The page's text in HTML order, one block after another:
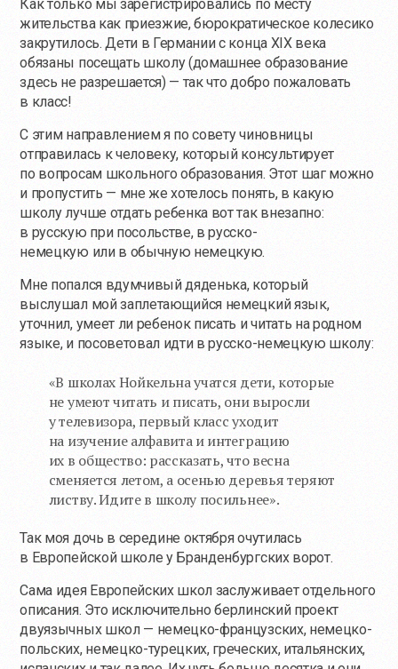
Как только мы зарегистрировались по месту
жительства как приезжие, бюрократическое колесико
закрутилось. Дети в Германии с конца XIX века
обязаны посещать школу (домашнее образование
здесь не разрешается) — так что добро пожаловать
в класс!
С этим направлением я по совету чиновницы
отправилась к человеку, который консультирует
по вопросам школьного образования. Этот шаг можно
и пропустить — мне же хотелось понять, в какую
школу лучше отдать ребенка вот так внезапно:
в русскую при посольстве, в русско-
немецкую или в обычную немецкую.
Мне попался вдумчивый дяденька, который
выслушал мой заплетающийся немецкий язык,
уточнил, умеет ли ребенок писать и читать на родном
языке, и посоветовал идти в русско-немецкую школу:
«В школах Нойкельна учатся дети, которые
не умеют читать и писать, они выросли
у телевизора, первый класс уходит
на изучение алфавита и интеграцию
их в общество: рассказать, что весна
сменяется летом, а осенью деревья теряют
листву. Идите в школу посильнее».
Так моя дочь в середине октября очутилась
в Европейской школе у Бранденбургских ворот.
Сама идея Европейских школ заслуживает отдельного
описания. Это исключительно берлинский проект
двуязычных школ — немецко-французских, немецко-
польских, немецко-турецких, греческих, итальянских,